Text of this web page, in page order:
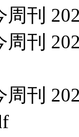
周刊
周刊
周刊